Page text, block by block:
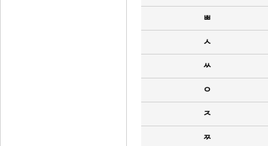
ㅃ
ㅅ
ㅆ
ㅇ
ㅈ
ㅉ